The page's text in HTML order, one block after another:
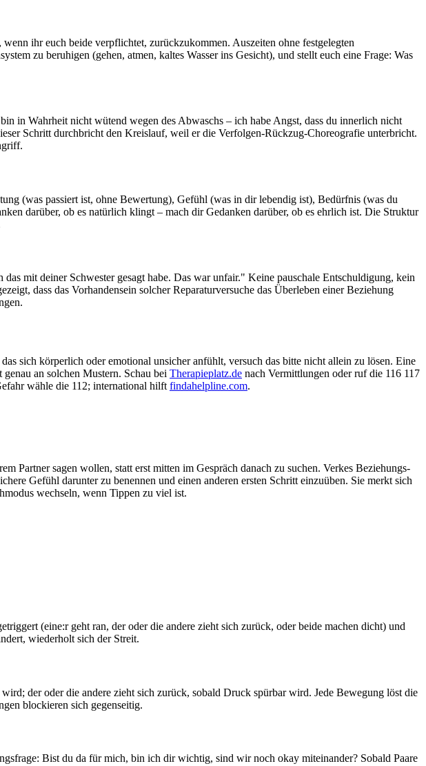
ihr euch beide verpflichtet, zurückzukommen. Auszeiten ohne festgelegten
zu beruhigen (gehen, atmen, kaltes Wasser ins Gesicht), und stellt euch eine Frage: Was
in Wahrheit nicht wütend wegen des Abwaschs – ich habe Angst, dass du innerlich nicht
Schritt durchbricht den Kreislauf, weil er die Verfolgen-Rückzug-Choreografie unterbricht.
(was passiert ist, ohne Bewertung), Gefühl (was in dir lebendig ist), Bedürfnis (was du
darüber, ob es natürlich klingt – mach dir Gedanken darüber, ob es ehrlich ist. Die Struktur
mit deiner Schwester gesagt habe. Das war unfair." Keine pauschale Entschuldigung, kein
dass das Vorhandensein solcher Reparaturversuche das Überleben einer Beziehung
sich körperlich oder emotional unsicher anfühlt, versuch das bitte nicht allein zu lösen. Eine
an solchen Mustern. Schau bei Therapieplatz.de nach Vermittlungen oder ruf die 116 117
wähle die 112; international hilft findahelpline.com.
Partner sagen wollen, statt erst mitten im Gespräch danach zu suchen. Verkes Beziehungs-
Gefühl darunter zu benennen und einen anderen ersten Schritt einzuüben. Sie merkt sich
wechseln, wenn Tippen zu viel ist.
(eine:r geht ran, der oder die andere zieht sich zurück, oder beide machen dicht) und
wiederholt sich der Streit.
der oder die andere zieht sich zurück, sobald Druck spürbar wird. Jede Bewegung löst die
blockieren sich gegenseitig.
Bist du da für mich, bin ich dir wichtig, sind wir noch okay miteinander? Sobald Paare